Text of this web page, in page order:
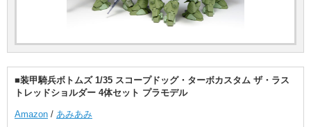
■装甲騎兵ボトムズ 1/35 スコープドッグ・ターボカスタム ザ・ラス
トレッドショルダー 4体セット プラモデル
Amazon / あみあみ